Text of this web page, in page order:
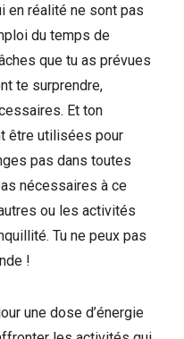
en réalité ne sont pas
du temps de
que tu as prévues
te surprendre,
Et ton
être utilisées pour
pas dans toutes
nécessaires à ce
ou les activités
Tu ne peux pas
!
une dose d’énergie